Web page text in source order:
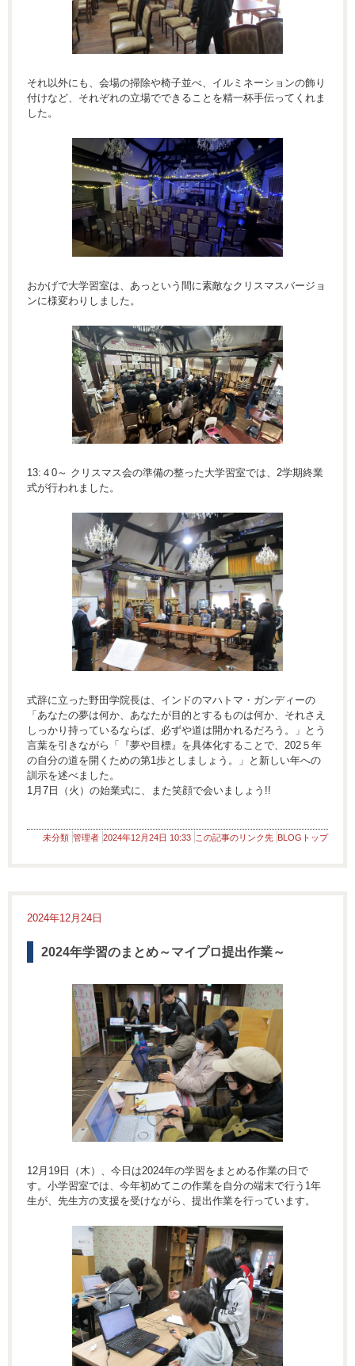
それ以外にも、会場の掃除や椅子並べ、イルミネーションの飾り
付けなど、それぞれの立場でできることを精一杯手伝ってくれま
した。
おかげで大学習室は、あっという間に素敵なクリスマスバージョ
ンに様変わりしました。
13:４0～ クリスマス会の準備の整った大学習室では、2学期終業
式が行われました。
式辞に立った野田学院長は、インドのマハトマ・ガンディーの
「あなたの夢は何か、あなたが目的とするものは何か、それさえ
しっかり持っているならば、必ずや道は開かれるだろう。」とう
言葉を引きながら 「『夢や目標』を具体化することで、202５年
の自分の道を開くための第1歩としましょう。」と新しい年への
訓示を述べました。
1月7日（火）の始業式に、また笑顔で会いましょう!!
未分類 管理者 2024年12月24日 10:33 この記事のリンク先 BLOGトップ
2024年12月24日
2024年学習のまとめ～マイプロ提出作業～
12月19日（木）、今日は2024年の学習をまとめる作業の日で
す。小学習室では、今年初めてこの作業を自分の端末で行う1年
生が、先生方の支援を受けながら、提出作業を行っています。